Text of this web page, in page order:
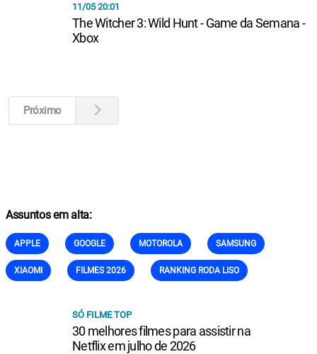
11/05 20:01
The Witcher 3: Wild Hunt - Game da Semana -
Xbox
Próximo
Assuntos em alta:
APPLE GOOGLE MOTOROLA SAMSUNG
XIAOMI FILMES 2026 RANKING RODA LISO
SÓ FILME TOP
30 melhores filmes para assistir na
Netflix em julho de 2026